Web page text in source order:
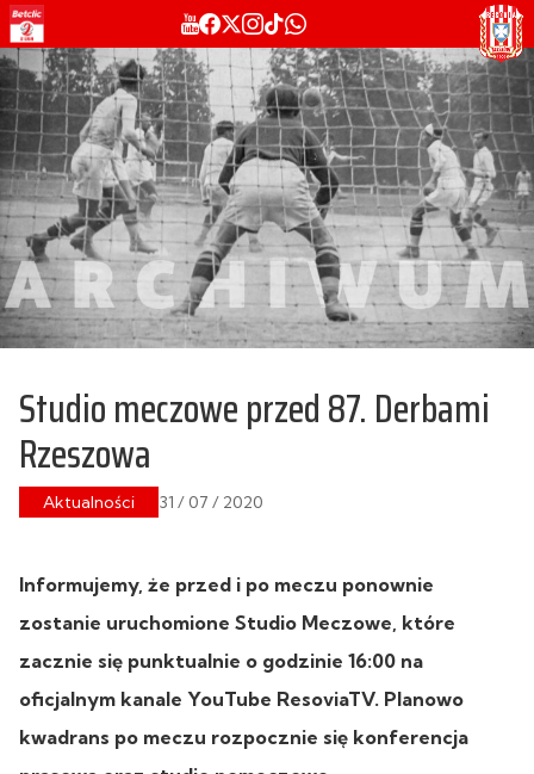
Studio meczowe przed 87. Derbami
Rzeszowa
Aktualności 31 / 07 / 2020
Informujemy, że przed i po meczu ponownie
zostanie uruchomione Studio Meczowe, które
zacznie się punktualnie o godzinie 16:00 na
oficjalnym kanale YouTube ResoviaTV. Planowo
kwadrans po meczu rozpocznie się konferencja